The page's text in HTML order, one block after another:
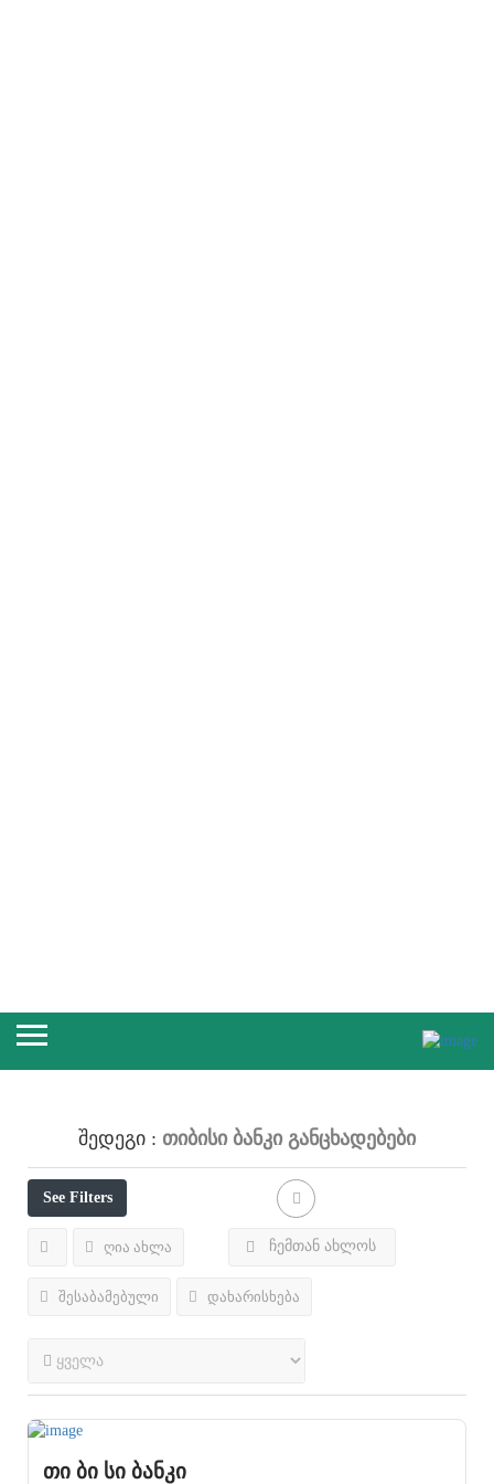
Შედეგი : Თიბისი Ბანკი Განცხადებები
See Filters
ღია ახლა ჩემთან ახლოს
შესაბამებული დახარისხება
თი ბი სი ბანკი